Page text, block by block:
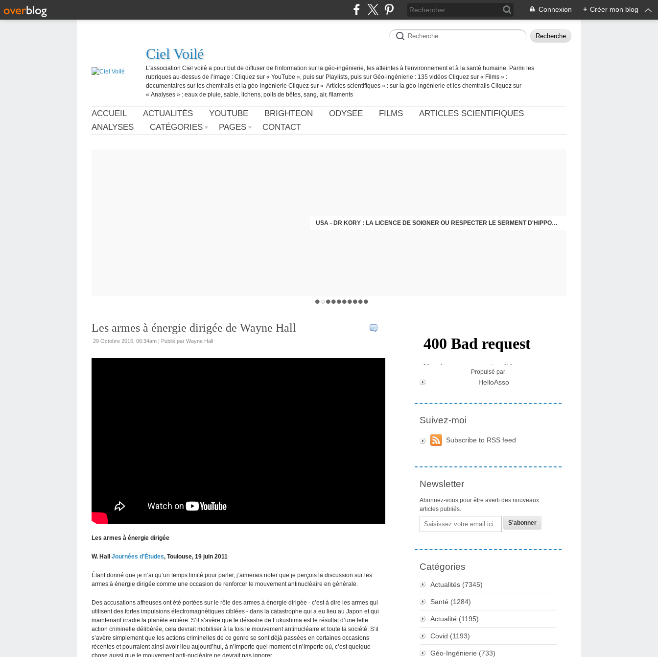
Connexion + Créer mon blog
Ciel Voilé
L'association Ciel voilé a pour but de diffuser de l'information sur la géo-ingénierie, les atteintes à l'environnement et à la santé humaine. Parmi les
rubriques au-dessus de l’image : Cliquez sur « YouTube », puis sur Playlists, puis sur Géo-ingénierie : 135 vidéos Cliquez sur « Films » :
documentaires sur les chemtrails et la géo-ingénierie Cliquez sur « Articles scientifiques » : sur la géo-ingénierie et les chemtrails Cliquez sur
« Analyses » : eaux de pluie, sable, lichens, poils de bêtes, sang, air, filaments
ACCUEIL ACTUALITÉS YOUTUBE BRIGHTEON ODYSEE FILMS
ARTICLES SCIENTIFIQUES
ANALYSES
CATÉGORIES PAGES CONTACT
USA - DR KORY : LA LICENCE DE SOIGNER OU RESPECTER LE SERMENT D'HIPPOCRATE CONTRE VENTS ET MARÉES
…
Les armes à énergie dirigée de Wayne Hall
29 Octobre 2015, 06:34am | Publié par Wayne Hall
Les armes à énergie dirigée
W. Hall Journées d’Études, Toulouse, 19 juin 2011
Étant donné que je n’ai qu’un temps limité pour parler, j’aimerais noter que je perçois la discussion sur les
armes à énergie dirigée comme une occasion de renforcer le mouvement antinucléaire en générale.
Des accusations affreuses ont été portées sur le rôle des armes à énergie dirigée - c’est à dire les armes qui
utilisent des fortes impulsions électromagnétiques ciblées - dans la catastrophe qui a eu lieu au Japon et qui
maintenant irradie la planète entière. S’il s’avère que le désastre de Fukushima est le résultat d’une telle
action criminelle délibérée, cela devrait mobiliser à la fois le mouvement antinucléaire et toute la société. S’il
s’avère simplement que les actions criminelles de ce genre se sont déjà passées en certaines occasions
récentes et pourraient ainsi avoir lieu aujourd’hui, à n’importe quel moment et n’importe où, c’est quelque
chose aussi que le mouvement anti-nucléaire ne devrait pas ignorer.
Propulsé par
HelloAsso
Suivez-moi
Subscribe to RSS feed
Newsletter
Abonnez-vous pour être averti des nouveaux
articles publiés.
Email
Catégories
Actualités (7345)
Santé (1284)
Actualité (1195)
Covid (1193)
Géo-Ingénierie (733)